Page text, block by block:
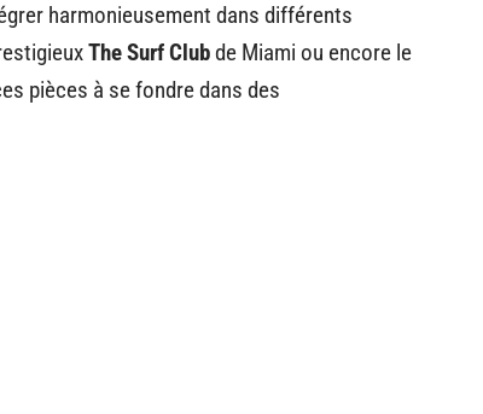
harmonieusement dans différents
The Surf Clubde Miami ou encore le
pièces à se fondre dans des